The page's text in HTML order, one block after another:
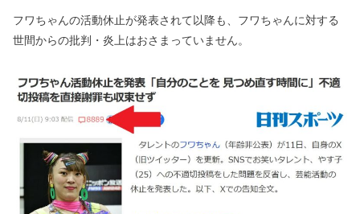
フワちゃんの活動休止が発表されて以降も、フワちゃんに対する
世間からの批判・炎上はおさまっていません。